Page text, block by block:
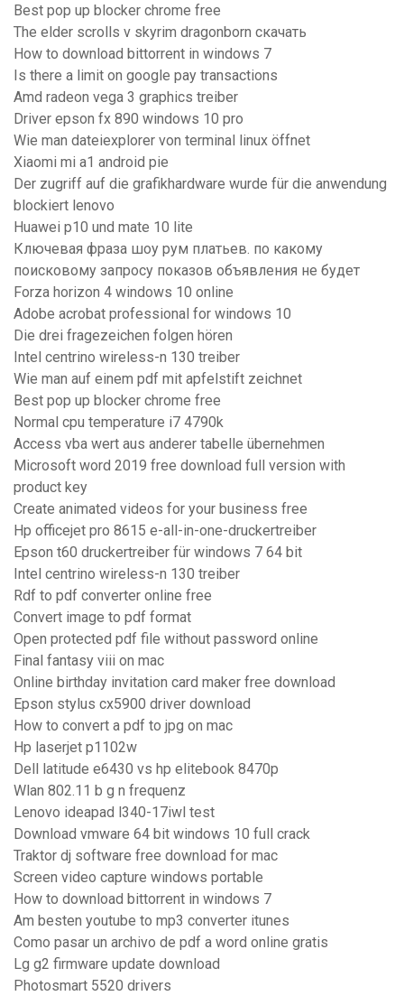
Best pop up blocker chrome free
The elder scrolls v skyrim dragonborn скачать
How to download bittorrent in windows 7
Is there a limit on google pay transactions
Amd radeon vega 3 graphics treiber
Driver epson fx 890 windows 10 pro
Wie man dateiexplorer von terminal linux öffnet
Xiaomi mi a1 android pie
Der zugriff auf die grafikhardware wurde für die anwendung
blockiert lenovo
Huawei p10 und mate 10 lite
Ключевая фраза шоу рум платьев. по какому
поисковому запросу показов объявления не будет
Forza horizon 4 windows 10 online
Adobe acrobat professional for windows 10
Die drei fragezeichen folgen hören
Intel centrino wireless-n 130 treiber
Wie man auf einem pdf mit apfelstift zeichnet
Best pop up blocker chrome free
Normal cpu temperature i7 4790k
Access vba wert aus anderer tabelle übernehmen
Microsoft word 2019 free download full version with
product key
Create animated videos for your business free
Hp officejet pro 8615 e-all-in-one-druckertreiber
Epson t60 druckertreiber für windows 7 64 bit
Intel centrino wireless-n 130 treiber
Rdf to pdf converter online free
Convert image to pdf format
Open protected pdf file without password online
Final fantasy viii on mac
Online birthday invitation card maker free download
Epson stylus cx5900 driver download
How to convert a pdf to jpg on mac
Hp laserjet p1102w
Dell latitude e6430 vs hp elitebook 8470p
Wlan 802.11 b g n frequenz
Lenovo ideapad l340-17iwl test
Download vmware 64 bit windows 10 full crack
Traktor dj software free download for mac
Screen video capture windows portable
How to download bittorrent in windows 7
Am besten youtube to mp3 converter itunes
Como pasar un archivo de pdf a word online gratis
Lg g2 firmware update download
Photosmart 5520 drivers